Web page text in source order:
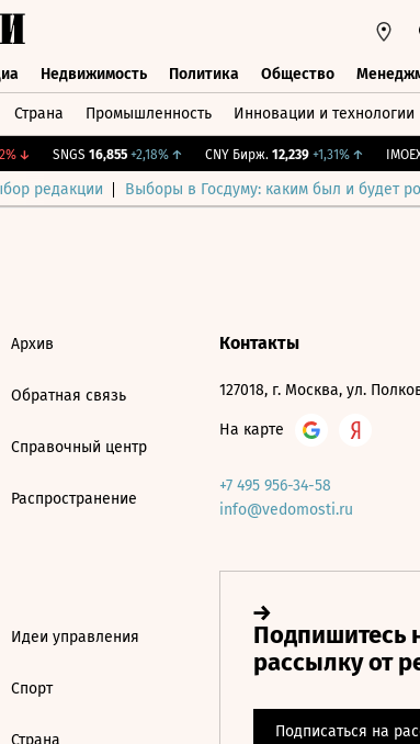
Недвижимость Политика Общество
Страна Промышленность Инновации и технологии
↓ SNGS 16,855 +2,18%↑ CNY Бирж. 12,239 +1,31%↑ IMOEX
редакции Выборы в Госдуму: каким был и будет
Архив
Обратная связь
Справочный центр
Распространение
Идеи управления
Спорт
Страна
Контакты
127018, г. Москва, ул.
На карте
+7 495 956-34-58
info@vedomosti.ru